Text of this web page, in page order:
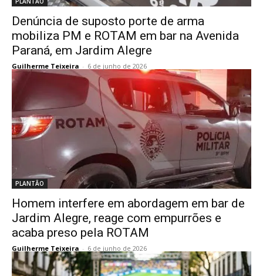
Denúncia de suposto porte de arma
mobiliza PM e ROTAM em bar na Avenida
Paraná, em Jardim Alegre
Guilherme Teixeira - 6 de junho de 2026
PLANTÃO
Homem interfere em abordagem em bar de
Jardim Alegre, reage com empurrões e
acaba preso pela ROTAM
Guilherme Teixeira - 6 de junho de 2026